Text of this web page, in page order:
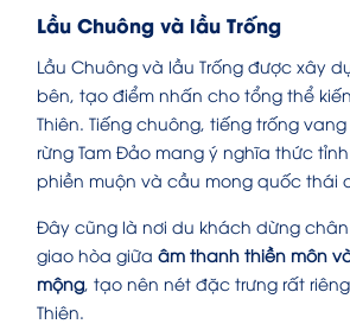
Lầu Chuông và lầu Trống
Lầu Chuông và lầu Trống được xây
bên, tạo điểm nhấn cho tổng thể
Thiên. Tiếng chuông, tiếng trống
rừng Tam Đảo mang ý nghĩa thức
phiền muộn và cầu mong quốc thái
Đây cũng là nơi du khách dừng
giao hòa giữa âm thanh thiền môn
mộng, tạo nên nét đặc trưng rất
Thiên.